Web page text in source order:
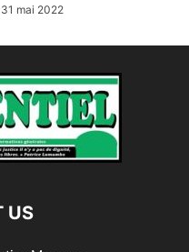
31 mai 2022
US